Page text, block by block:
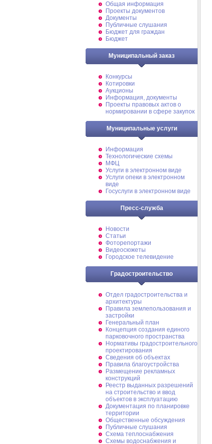
Общая информация
Проекты документов
Документы
Публичные слушания
Бюджет для граждан
Бюджет
Муниципальный заказ
Конкурсы
Котировки
Аукционы
Информация, документы
Проекты правовых актов о
нормировании в сфере закупок
Муниципальные услуги
Информация
Технологические схемы
МФЦ
Услуги в электронном виде
Услуги опеки в электронном
виде
Госуслуги в электронном виде
Пресс-служба
Новости
Статьи
Фоторепортажи
Видеосюжеты
Городское телевидение
Градостроительство
Отдел градостроительства и
архитектуры
Правила землепользования и
застройки
Генеральный план
Концепция создания единого
парковочного пространства
Нормативы градостроительного
проектирования
Сведения об объектах
Правила благоустройства
Размещение рекламных
конструкций
Реестр выданных разрешений
на строительство и ввод
объектов в эксплуатацию
Документация по планировке
территории
Общественные обсуждения
Публичные слушания
Схема теплоснабжения
Схемы водоснабжения и